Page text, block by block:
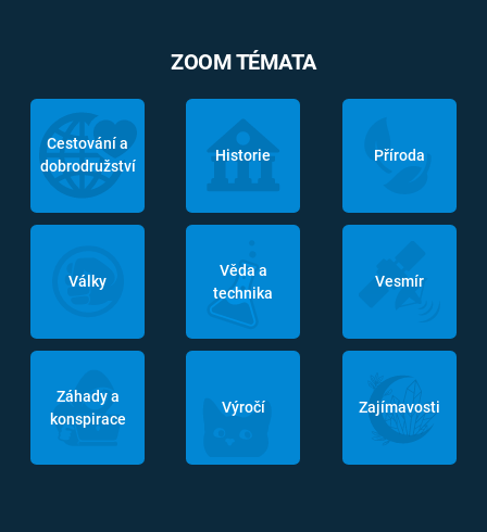
ZOOM TÉMATA
Cestování a
dobrodružství
Historie Příroda
Války
Věda a
technika
Vesmír
Záhady a
konspirace
Výročí Zajímavosti